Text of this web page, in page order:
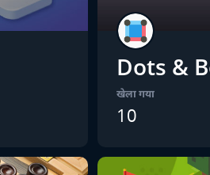
Dots &
खेला गया
10